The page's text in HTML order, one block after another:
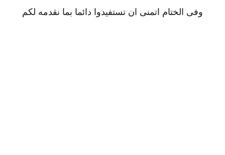
وفى الختام اتمنى ان تستفيدوا دائما بما نقدمه لكم